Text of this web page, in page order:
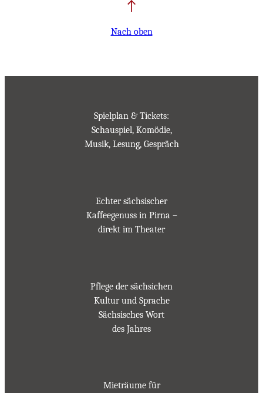
Nach oben
Spielplan & Tickets:
Schauspiel, Komödie,
Musik, Lesung, Gespräch
Echter sächsischer
Kaffeegenuss in Pirna –
direkt im Theater
Pflege der sächsichen
Kultur und Sprache
Sächsisches Wort
des Jahres
Mieträume für